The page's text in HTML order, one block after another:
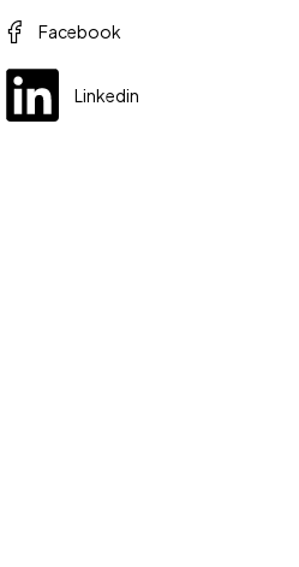
Facebook
Linkedin